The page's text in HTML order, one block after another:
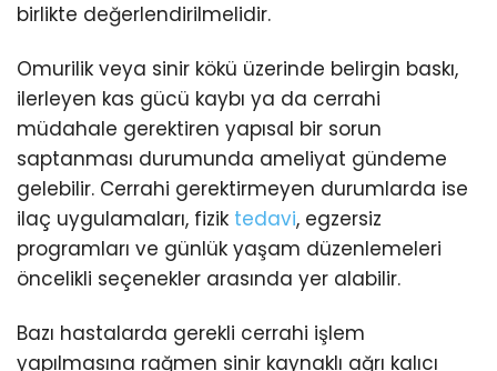
birlikte değerlendirilmelidir.
Omurilik veya sinir kökü üzerinde belirgin baskı,
ilerleyen kas gücü kaybı ya da cerrahi
müdahale gerektiren yapısal bir sorun
saptanması durumunda ameliyat gündeme
gelebilir. Cerrahi gerektirmeyen durumlarda ise
ilaç uygulamaları, fizik tedavi, egzersiz
programları ve günlük yaşam düzenlemeleri
öncelikli seçenekler arasında yer alabilir.
Bazı hastalarda gerekli cerrahi işlem
yapılmasına rağmen sinir kaynaklı ağrı kalıcı